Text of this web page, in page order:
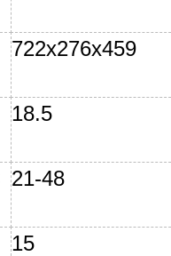
722x276x459
18.5
21-48
15